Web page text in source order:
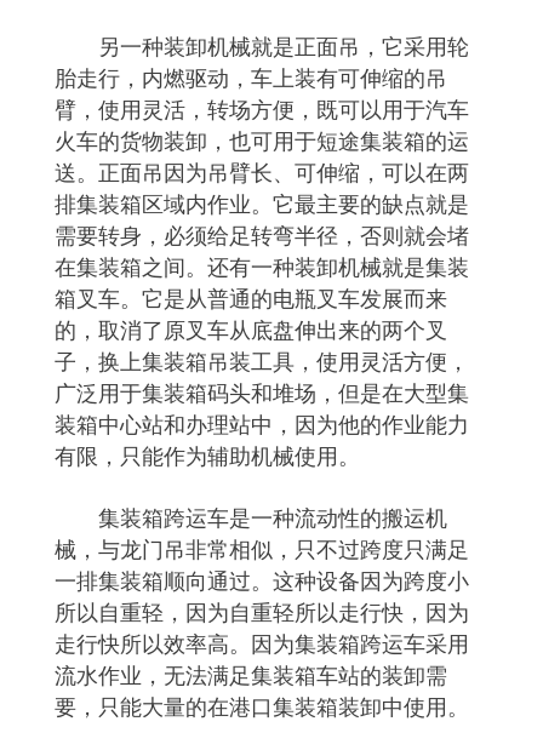
另一种装卸机械就是正面吊，它采用轮
胎走行，内燃驱动，车上装有可伸缩的吊
臂，使用灵活，转场方便，既可以用于汽车
火车的货物装卸，也可用于短途集装箱的运
送。正面吊因为吊臂长、可伸缩，可以在两
排集装箱区域内作业。它最主要的缺点就是
需要转身，必须给足转弯半径，否则就会堵
在集装箱之间。还有一种装卸机械就是集装
箱叉车。它是从普通的电瓶叉车发展而来
的，取消了原叉车从底盘伸出来的两个叉
子，换上集装箱吊装工具，使用灵活方便，
广泛用于集装箱码头和堆场，但是在大型集
装箱中心站和办理站中，因为他的作业能力
有限，只能作为辅助机械使用。
集装箱跨运车是一种流动性的搬运机
械，与龙门吊非常相似，只不过跨度只满足
一排集装箱顺向通过。这种设备因为跨度小
所以自重轻，因为自重轻所以走行快，因为
走行快所以效率高。因为集装箱跨运车采用
流水作业，无法满足集装箱车站的装卸需
要，只能大量的在港口集装箱装卸中使用。